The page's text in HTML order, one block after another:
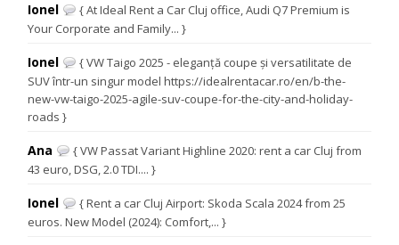
Ionel
{ At Ideal Rent a Car Cluj office, Audi Q7 Premium is
Your Corporate and Family... }
Ionel
{ VW Taigo 2025 - eleganță coupe și versatilitate de
SUV într-un singur model https://idealrentacar.ro/en/b-the-
new-vw-taigo-2025-agile-suv-coupe-for-the-city-and-holiday-
roads }
Ana
{ VW Passat Variant Highline 2020: rent a car Cluj from
43 euro, DSG, 2.0 TDI.... }
Ionel
{ Rent a car Cluj Airport: Skoda Scala 2024 from 25
euros. New Model (2024): Comfort,... }